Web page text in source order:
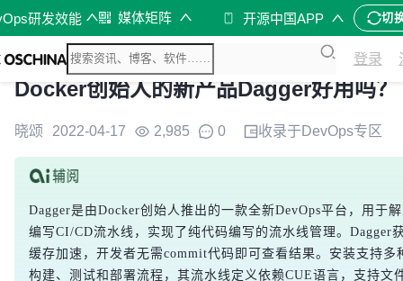
研发效能 媒体矩阵 开源中国APP 切
登录
Docker创始人的新产品Dagger好用吗？
晓颂 2022-04-17 2,985 0 收录于 DevOps专区
Dagger是由Docker创始人推出的一款全新DevOps平台，用于
编写CI/CD流水线，实现了纯代码编写的流水线管理。
缓存加速，开发者无需commit代码即可查看结果。安装支持
构建、测试和部署流程，其流水线定义依赖CUE语言，支持